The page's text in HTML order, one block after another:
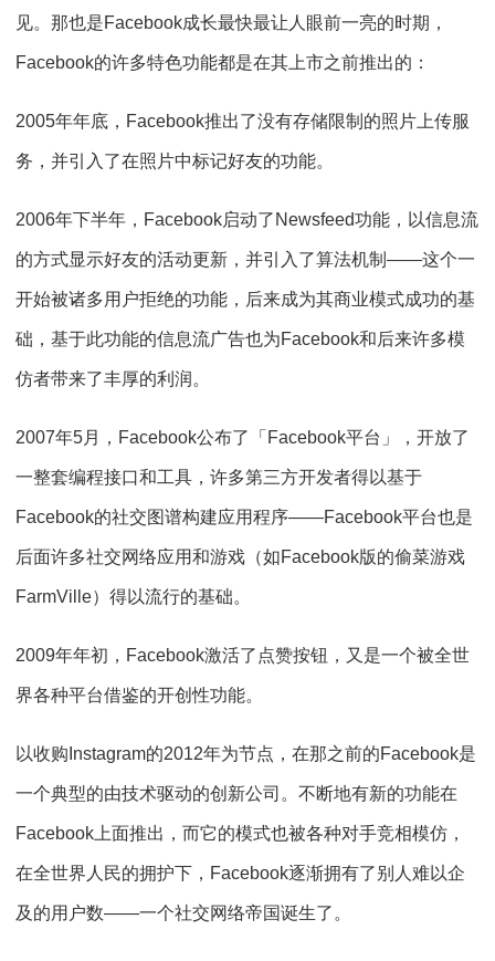
见。那也是Facebook成长最快最让人眼前一亮的时期，
Facebook的许多特色功能都是在其上市之前推出的：
2005年年底，Facebook推出了没有存储限制的照片上传服
务，并引入了在照片中标记好友的功能。
2006年下半年，Facebook启动了Newsfeed功能，以信息流
的方式显示好友的活动更新，并引入了算法机制——这个一
开始被诸多用户拒绝的功能，后来成为其商业模式成功的基
础，基于此功能的信息流广告也为Facebook和后来许多模
仿者带来了丰厚的利润。
2007年5月，Facebook公布了「Facebook平台」，开放了
一整套编程接口和工具，许多第三方开发者得以基于
Facebook的社交图谱构建应用程序——Facebook平台也是
后面许多社交网络应用和游戏（如Facebook版的偷菜游戏
FarmVille）得以流行的基础。
2009年年初，Facebook激活了点赞按钮，又是一个被全世
界各种平台借鉴的开创性功能。
以收购Instagram的2012年为节点，在那之前的Facebook是
一个典型的由技术驱动的创新公司。不断地有新的功能在
Facebook上面推出，而它的模式也被各种对手竞相模仿，
在全世界人民的拥护下，Facebook逐渐拥有了别人难以企
及的用户数——一个社交网络帝国诞生了。